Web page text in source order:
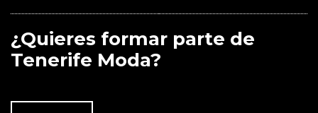
¿Quieres formar parte de
Tenerife Moda?